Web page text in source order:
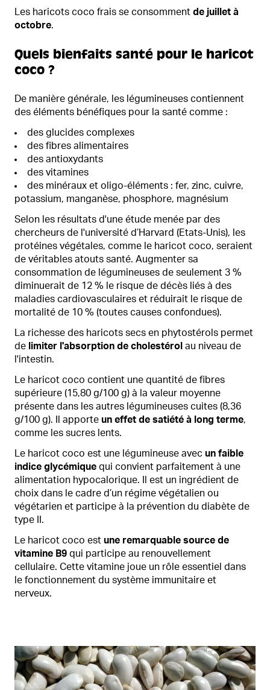
Les haricots coco frais se consommentde juillet à
octobre.
Quels bienfaits santé pour le haricot
coco ?
De manière générale, les légumineuses contiennent
des éléments bénéfiques pour la santé comme :
des glucides complexes
des fibres alimentaires
des antioxydants
des vitamines
des minéraux et oligo-éléments : fer, zinc, cuivre,
potassium, manganèse, phosphore, magnésium
Selon les résultats d'une étude menée par des
chercheurs de l'université d’Harvard (Etats-Unis), les
protéines végétales, comme le haricot coco, seraient
de véritables atouts santé. Augmenter sa
consommation de légumineuses de seulement 3 %
diminuerait de 12 % le risque de décès liés à des
maladies cardiovasculaires et réduirait le risque de
mortalité de 10 % (toutes causes confondues).
La richesse des haricots secs en phytostérols permet
de limiter l'absorption de cholestérolau niveau de
l'intestin.
Le haricot coco contient une quantité de fibres
supérieure (15,80 g/100 g) à la valeur moyenne
présente dans les autres légumineuses cuites (8,36
g/100 g). Il apporteun effet de satiété à long terme,
comme les sucres lents.
Le haricot coco est une légumineuse avecun faible
indice glycémique qui convient parfaitement à une
alimentation hypocalorique. Il est un ingrédient de
choix dans le cadre d’un régime végétalien ou
végétarien et participe à la prévention du diabète de
type II.
Le haricot coco estune remarquable source de
vitamine B9 qui participe au renouvellement
cellulaire. Cette vitamine joue un rôle essentiel dans
le fonctionnement du système immunitaire et
nerveux.